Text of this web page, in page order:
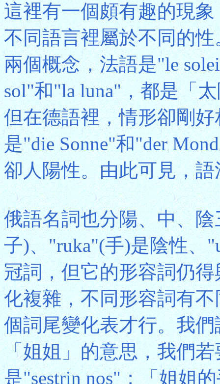
這裡有一個頗有趣的現
不同語言裡屬於不同的
兩個概念，法語是"le
sol"和"la luna"，都是「
但在德語裡，情形卻剛
是"die Sonne"和"der
卻人陽性。由此可見，
俄語名詞也分陽、中、
子)、"ruka"(手)是陰性、
冠詞，但它的形容詞仍
化複雜，不同形容詞有
個詞尾變化表才行。我
「姐姐」的意思，我們
是"sestrin nos"；「姐姐